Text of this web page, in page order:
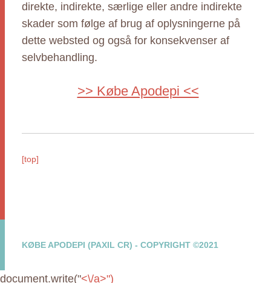
direkte, indirekte, særlige eller andre indirekte
skader som følge af brug af oplysningerne på
dette websted og også for konsekvenser af
selvbehandling.
>> Købe Apodepi <<
[top]
KØBE APODEPI (PAXIL CR) - COPYRIGHT ©2021
document.write("<\/a>")